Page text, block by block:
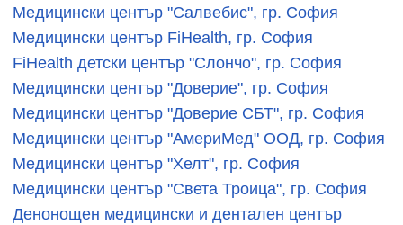
Медицински център "Салвебис", гр. София
Медицински център FiHealth, гр. София
FiHealth детски център "Слончо", гр. София
Медицински център "Доверие", гр. София
Медицински център "Доверие СБТ", гр. София
Медицински център "АмериМед" ООД, гр. София
Медицински център "Хелт", гр. София
Медицински център "Света Троица", гр. София
Денонощен медицински и дентален център